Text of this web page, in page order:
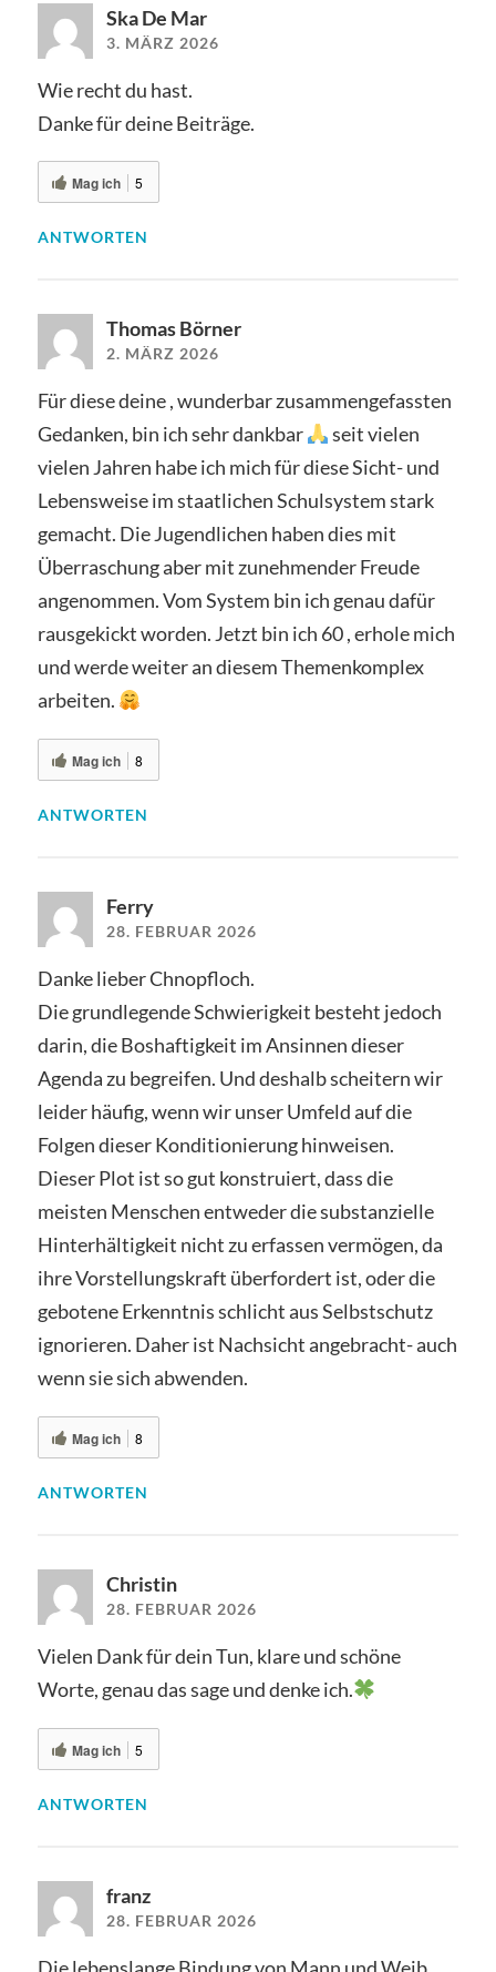
Ska De Mar
3. MÄRZ 2026
Wie recht du hast.
Danke für deine Beiträge.
Mag ich 5
ANTWORTEN
Thomas Börner
2. MÄRZ 2026
Für diese deine , wunderbar zusammengefassten
Gedanken, bin ich sehr dankbar
seit vielen
vielen Jahren habe ich mich für diese Sicht- und
Lebensweise im staatlichen Schulsystem stark
gemacht. Die Jugendlichen haben dies mit
Überraschung aber mit zunehmender Freude
angenommen. Vom System bin ich genau dafür
rausgekickt worden. Jetzt bin ich 60 , erhole mich
und werde weiter an diesem Themenkomplex
arbeiten.
Mag ich 8
ANTWORTEN
Ferry
28. FEBRUAR 2026
Danke lieber Chnopfloch.
Die grundlegende Schwierigkeit besteht jedoch
darin, die Boshaftigkeit im Ansinnen dieser
Agenda zu begreifen. Und deshalb scheitern wir
leider häufig, wenn wir unser Umfeld auf die
Folgen dieser Konditionierung hinweisen.
Dieser Plot ist so gut konstruiert, dass die
meisten Menschen entweder die substanzielle
Hinterhältigkeit nicht zu erfassen vermögen, da
ihre Vorstellungskraft überfordert ist, oder die
gebotene Erkenntnis schlicht aus Selbstschutz
ignorieren. Daher ist Nachsicht angebracht- auch
wenn sie sich abwenden.
Mag ich 8
ANTWORTEN
Christin
28. FEBRUAR 2026
Vielen Dank für dein Tun, klare und schöne
Worte, genau das sage und denke ich.
Mag ich 5
ANTWORTEN
franz
28. FEBRUAR 2026